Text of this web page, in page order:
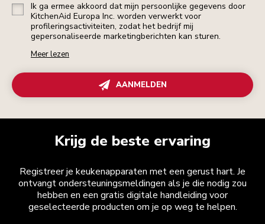
Ik ga ermee akkoord dat mijn persoonlijke gegevens door
KitchenAid Europa Inc. worden verwerkt voor
profileringsactiviteiten, zodat het bedrijf mij
gepersonaliseerde marketingberichten kan sturen.
Meer lezen
AANMELDEN
Krijg de beste ervaring
Registreer je keukenapparaten met een gerust hart. Je
ontvangt ondersteuningsmeldingen als je die nodig zou
hebben en een gratis digitale handleiding voor
geselecteerde producten om je op weg te helpen.